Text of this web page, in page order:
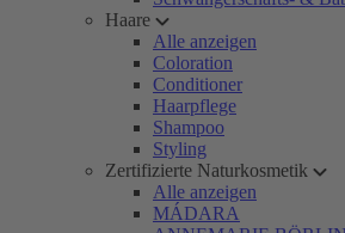
Haare
Alle anzeigen
Coloration
Conditioner
Haarpflege
Shampoo
Styling
Zertifizierte Naturkosmetik
Alle anzeigen
MÁDARA